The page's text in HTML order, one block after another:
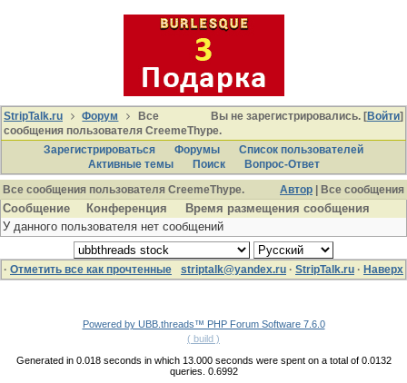
Вы не зарегистрировались. [Войти]
StripTalk.ru Форум
Все
сообщения пользователя CreemeThype.
Зарегистрироваться
Форумы
Список пользователей
Активные темы
Поиcк
Вопрос-Ответ
Автор | Все сообщения
Все сообщения пользователя CreemeThype.
Сообщение Конференция
Время размещения сообщения
У данного пользователя нет сообщений
· Отметить все как прочтенные striptalk@yandex.ru · StripTalk.ru · Наверх
Powered by UBB.threads™ PHP Forum Software 7.6.0
( build )
Generated in 0.018 seconds in which 13.000 seconds were spent on a total of 0.0132
queries. 0.6992